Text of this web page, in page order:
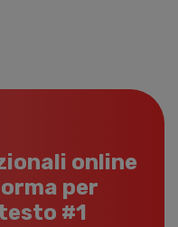
online
per
#1